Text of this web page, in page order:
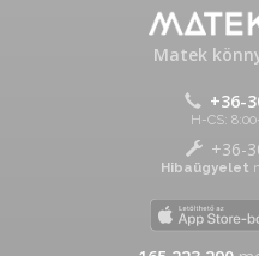
Matek
+36-
H-CS:
+36-
Hibaügyelet